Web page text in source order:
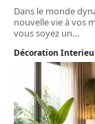
Dans le monde
nouvelle vie à vos
vous soyez un…
Décoration